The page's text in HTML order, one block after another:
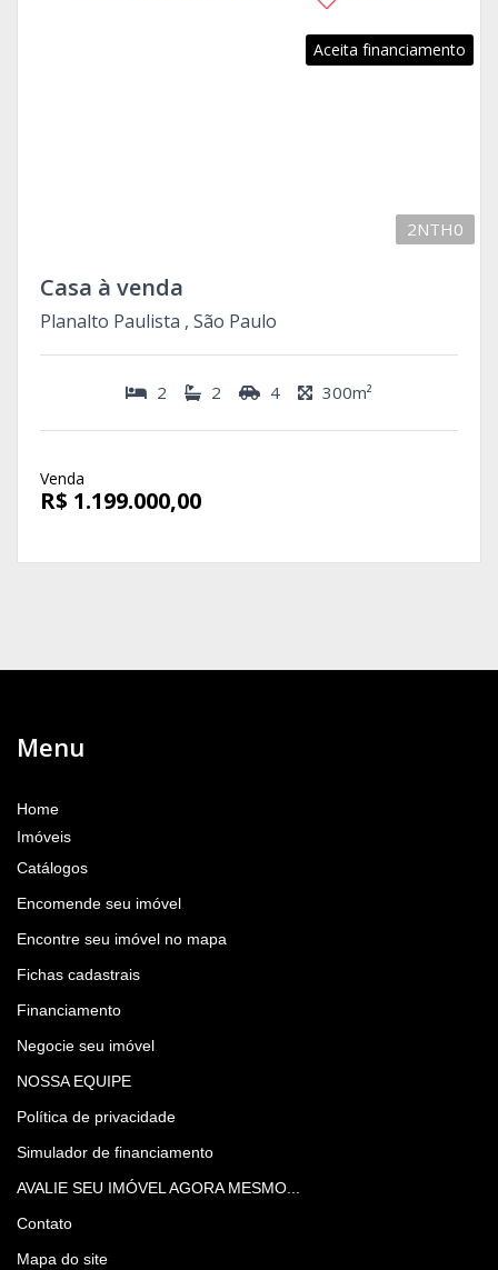
Aceita financiamento
2NTH0
Casa à venda
Planalto Paulista , São Paulo
2 2 4 300m²
Venda
R$ 1.199.000,00
Menu
Home
Imóveis
Catálogos
Encomende seu imóvel
Encontre seu imóvel no mapa
Fichas cadastrais
Financiamento
Negocie seu imóvel
NOSSA EQUIPE
Política de privacidade
Simulador de financiamento
AVALIE SEU IMÓVEL AGORA MESMO...
Contato
Mapa do site